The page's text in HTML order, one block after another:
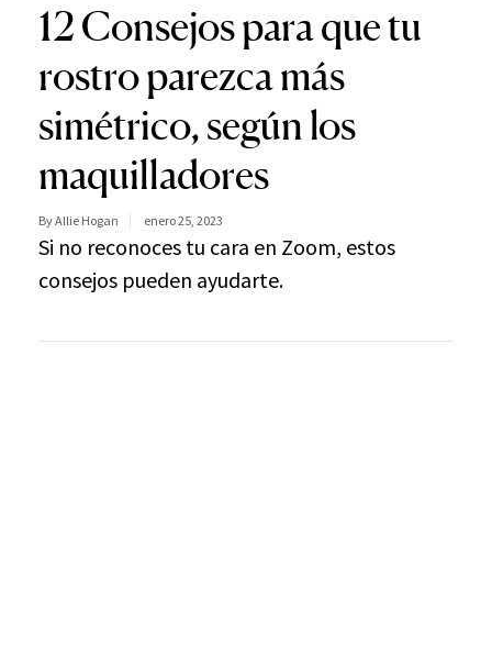
12 Consejos para que tu
rostro parezca más
simétrico, según los
maquilladores
By Allie Hogan enero 25, 2023
Si no reconoces tu cara en Zoom, estos
consejos pueden ayudarte.